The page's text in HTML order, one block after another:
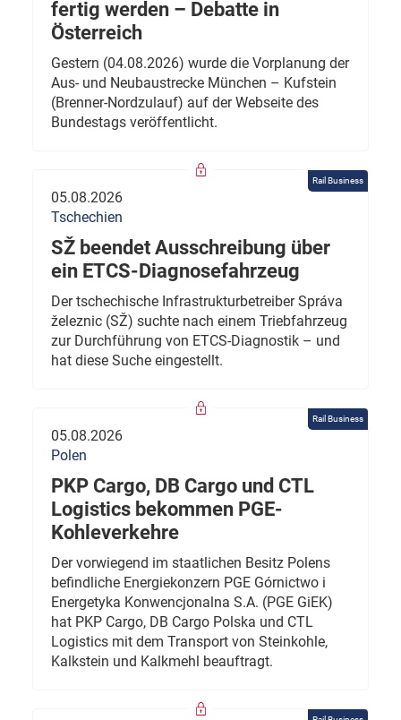
fertig werden – Debatte in
Österreich
Gestern (04.08.2026) wurde die Vorplanung der
Aus- und Neubaustrecke München – Kufstein
(Brenner-Nordzulauf) auf der Webseite des
Bundestags veröffentlicht.
Rail Business
05.08.2026
Tschechien
SŽ beendet Ausschreibung über
ein ETCS-Diagnosefahrzeug
Der tschechische Infrastrukturbetreiber Správa
železnic (SŽ) suchte nach einem Triebfahrzeug
zur Durchführung von ETCS-Diagnostik – und
hat diese Suche eingestellt.
Rail Business
05.08.2026
Polen
PKP Cargo, DB Cargo und CTL
Logistics bekommen PGE-
Kohleverkehre
Der vorwiegend im staatlichen Besitz Polens
befindliche Energiekonzern PGE Górnictwo i
Energetyka Konwencjonalna S.A. (PGE GiEK)
hat PKP Cargo, DB Cargo Polska und CTL
Logistics mit dem Transport von Steinkohle,
Kalkstein und Kalkmehl beauftragt.